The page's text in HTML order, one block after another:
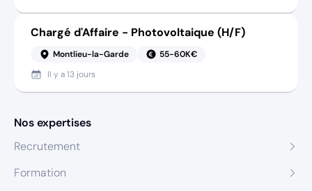
Chargé d'Affaire - Photovoltaique (H/F)
Montlieu-la-Garde
55-60K€
Il y a13 jours
Nos expertises
Recrutement
Formation